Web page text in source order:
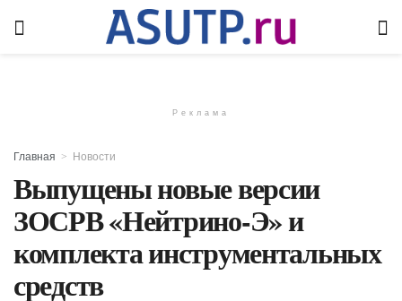
Реклама
Главная Новости
Выпущены новые версии
ЗОСРВ «Нейтрино-Э» и
комплекта инструментальных
средств